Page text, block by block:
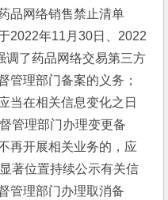
品网络销售禁止清单
2022年11月30日、2022
调了药品网络交易第三方
管理部门备案的义务；
当在相关信息变化之日
管理部门办理变更备
再开展相关业务的，应
著位置持续公示有关信
管理部门办理取消备